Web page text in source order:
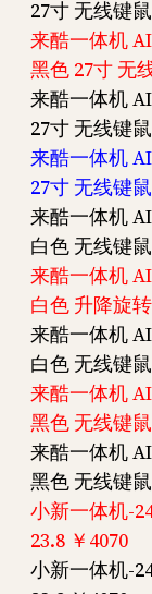
27寸 无线键
来酷一体机
黑色 27寸 无
来酷一体机
27寸 无线键
来酷一体机
27寸 无线键
来酷一体机
白色 无线键
来酷一体机
白色 升降旋
来酷一体机
白色 无线键
来酷一体机
黑色 无线键
来酷一体机
黑色 无线键
小新一体机-
23.8 ￥4070
小新一体机-